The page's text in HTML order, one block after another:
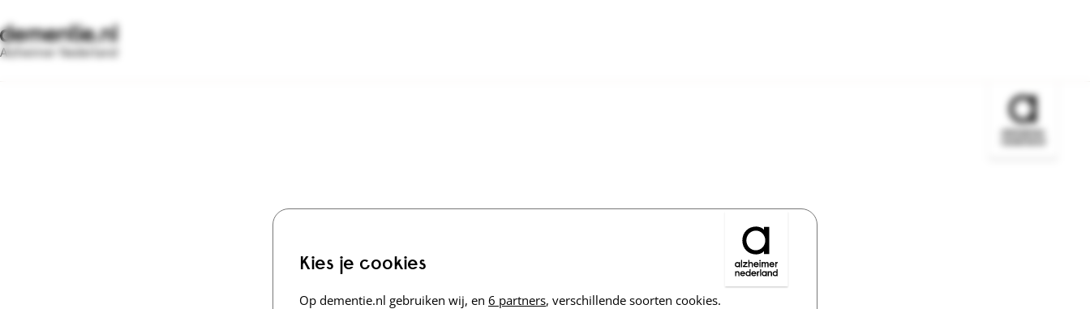
Kies je cookies
Op dementie.nl gebruiken wij, en 6 partners, verschillende soorten cookies.
Alzheimer Nederland
Bezoek de